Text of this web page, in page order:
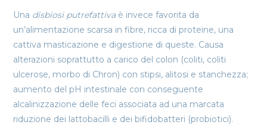
Una disbiosi putrefattiva è invece favorita da
un’alimentazione scarsa in fibre, ricca di proteine, una
cattiva masticazione e digestione di queste. Causa
alterazioni soprattutto a carico del colon (coliti, coliti
ulcerose, morbo di Chron) con stipsi, alitosi e stanchezza;
aumento del pH intestinale con conseguente
alcalinizzazione delle feci associata ad una marcata
riduzione dei lattobacilli e dei bifidobatteri (probiotici).